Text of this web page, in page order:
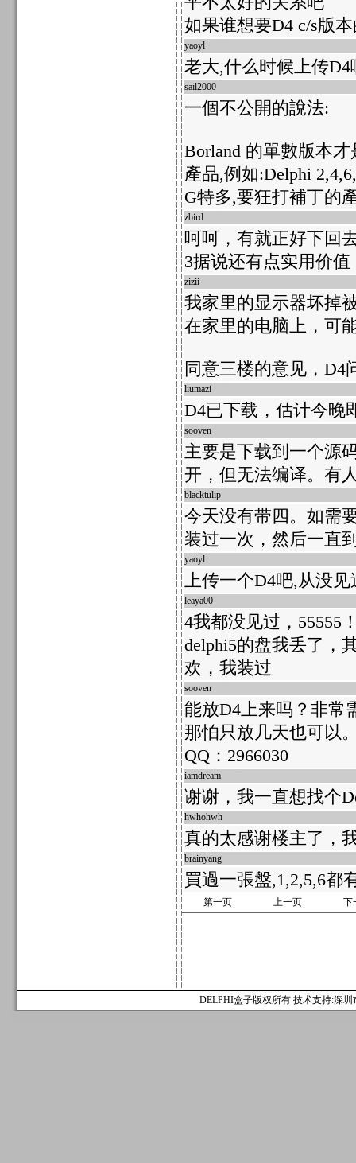
如果谁想要D4 c/s版
yaoyl
老大,什么时候上传
sail2000
一個不公開的說法:
Borland 的單數版本
產品,例如:Delphi
G特多,要狂打補丁的
zbird
呵呵，有就正好下回
3据说还有点实用价
zizii
我家里的显示器坏掉
在家里的电脑上，可
同意三楼的意见，D4
liumazi
D4已下载，估计今晚
sooven
主要是下载到一个源
开，但无法编译。有
blacktulip
今天没有带四。如需
装过一次，然后一直
yaoyl
上传一个D4吧,从没见
leaya00
4我都没见过，55555
delphi5的盘我丢了，
欢，我装过
sooven
能放D4上来吗？非常
那怕只放几天也可以
QQ：2966030
iamdream
谢谢，我一直想找个
hwhohwh
真的太感谢楼主了，
brainyang
買過一張盤,1,2,5,6都
第一页 上一页 下
DELPHI盒子版权所有 技术支持:深